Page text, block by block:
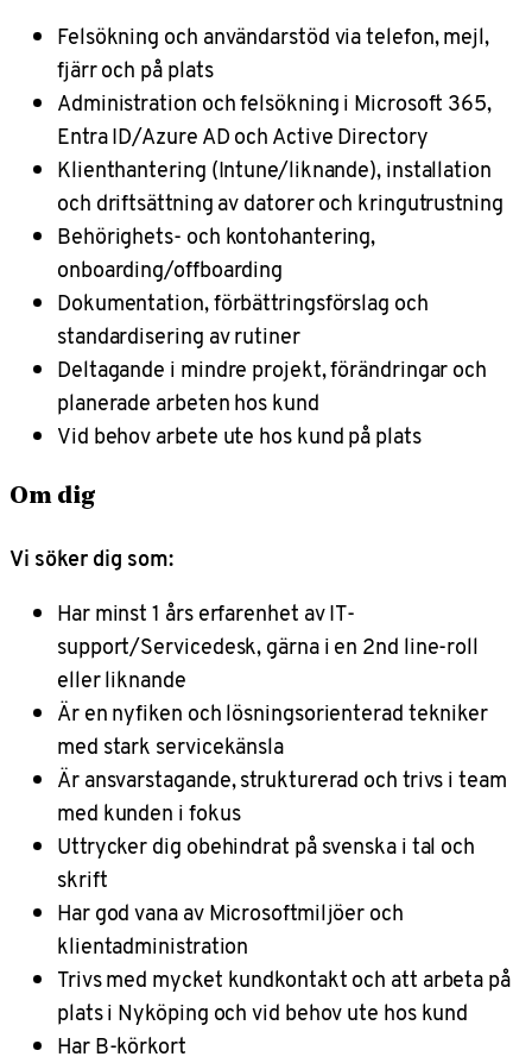
Felsökning och användarstöd via telefon, mejl,
fjärr och på plats
Administration och felsökning i Microsoft 365,
Entra ID/Azure AD och Active Directory
Klienthantering (Intune/liknande), installation
och driftsättning av datorer och kringutrustning
Behörighets- och kontohantering,
onboarding/offboarding
Dokumentation, förbättringsförslag och
standardisering av rutiner
Deltagande i mindre projekt, förändringar och
planerade arbeten hos kund
Vid behov arbete ute hos kund på plats
Om dig
Vi söker dig som:
Har minst 1 års erfarenhet av IT-
support/Servicedesk, gärna i en 2nd line-roll
eller liknande
Är en nyfiken och lösningsorienterad tekniker
med stark servicekänsla
Är ansvarstagande, strukturerad och trivs i team
med kunden i fokus
Uttrycker dig obehindrat på svenska i tal och
skrift
Har god vana av Microsoftmiljöer och
klientadministration
Trivs med mycket kundkontakt och att arbeta på
plats i Nyköping och vid behov ute hos kund
Har B-körkort